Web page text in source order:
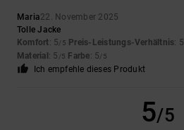
Maria22. November 2025
Tolle Jacke
Komfort: 5/5 Preis-Leistungs-Verhältnis: 5
Material : 5 /5 Farbe: 5/5
Ich empfehle dieses Produkt
5/5